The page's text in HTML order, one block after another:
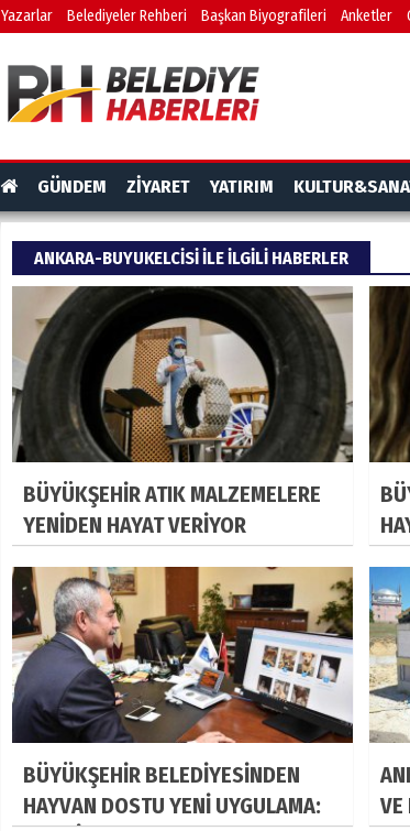
Yazarlar Belediyeler Rehberi Başkan Biyografileri Anketler
GÜNDEM ZİYARET YATIRIM
ANKARA-BUYUKELCISI ILE ILGILI HABERLER
BÜYÜKŞEHİR ATIK MALZEMELERE
YENİDEN HAYAT VERİYOR
BÜYÜKŞEHİR BELEDİYESİNDEN
HAYVAN DOSTU YENİ UYGULAMA:
VE